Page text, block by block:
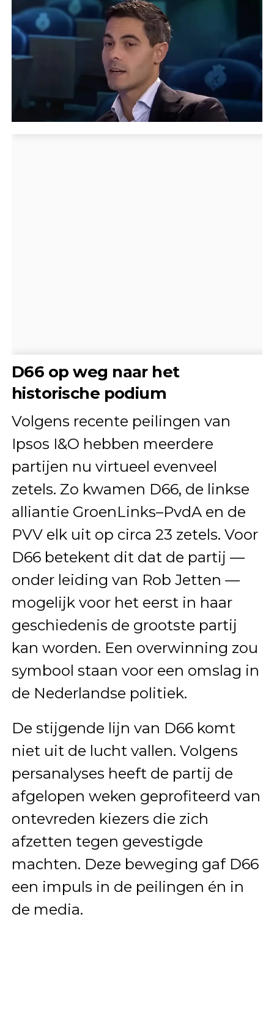
D66 op weg naar het
historische podium
Volgens recente peilingen van
Ipsos I&O hebben meerdere
partijen nu virtueel evenveel
zetels. Zo kwamen D66, de linkse
alliantie GroenLinks–PvdA en de
PVV elk uit op circa 23 zetels. Voor
D66 betekent dit dat de partij —
onder leiding van Rob Jetten —
mogelijk voor het eerst in haar
geschiedenis de grootste partij
kan worden. Een overwinning zou
symbool staan voor een omslag in
de Nederlandse politiek.
De stijgende lijn van D66 komt
niet uit de lucht vallen. Volgens
persanalyses heeft de partij de
afgelopen weken geprofiteerd van
ontevreden kiezers die zich
afzetten tegen gevestigde
machten. Deze beweging gaf D66
een impuls in de peilingen én in
de media.